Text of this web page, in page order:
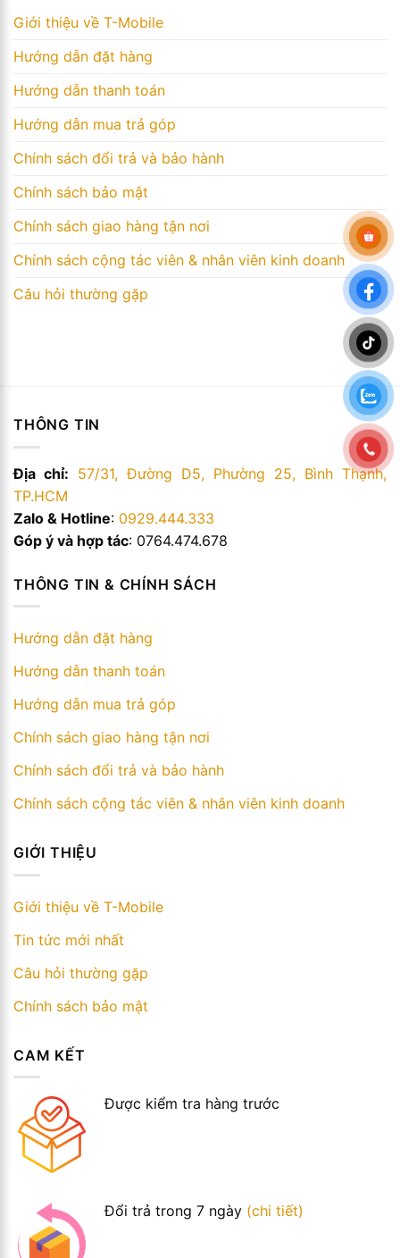
Giới thiệu về T-Mobile
Hướng dẫn đặt hàng
Hướng dẫn thanh toán
Hướng dẫn mua trả góp
Chính sách đổi trả và bảo hành
Chính sách bảo mật
Chính sách giao hàng tận nơi
Chính sách cộng tác viên & nhân viên kinh doanh
Câu hỏi thường gặp
THÔNG TIN
Địa chỉ: 57/31, Đường D5, Phường 25, Bình Thạnh,
TP.HCM
Zalo & Hotline: 0929.444.333
Góp ý và hợp tác: 0764.474.678
THÔNG TIN & CHÍNH SÁCH
Hướng dẫn đặt hàng
Hướng dẫn thanh toán
Hướng dẫn mua trả góp
Chính sách giao hàng tận nơi
Chính sách đổi trả và bảo hành
Chính sách cộng tác viên & nhân viên kinh doanh
GIỚI THIỆU
Giới thiệu về T-Mobile
Tin tức mới nhất
Câu hỏi thường gặp
Chính sách bảo mật
CAM KẾT
Được kiểm tra hàng trước
Đổi trả trong 7 ngày (chi tiết)